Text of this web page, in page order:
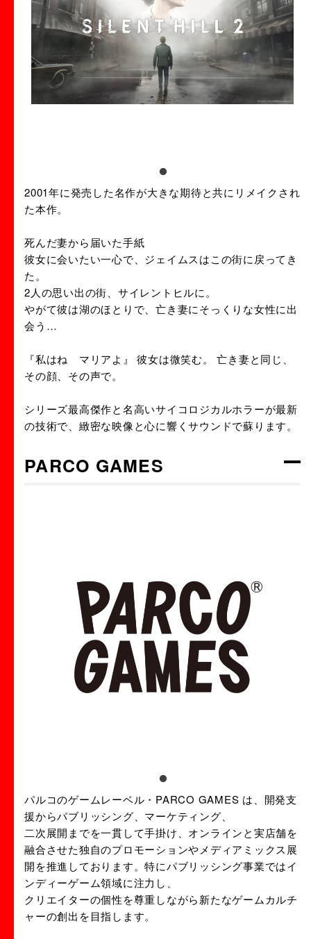
2001年に発売した名作が大きな期待と共にリメイクされ
た本作。
死んだ妻から届いた手紙
彼女に会いたい一心で、ジェイムスはこの街に戻ってき
た。
2人の思い出の街、サイレントヒルに。
やがて彼は湖のほとりで、亡き妻にそっくりな女性に出
会う…
『私はね マリアよ』 彼女は微笑む。 亡き妻と同じ、
その顔、その声で。
シリーズ最高傑作と名高いサイコロジカルホラーが最新
の技術で、緻密な映像と心に響くサウンドで蘇ります。
PARCO GAMES
パルコのゲームレーベル・PARCO GAMES は、開発支
援からパブリッシング、マーケティング、
二次展開までを一貫して手掛け、オンラインと実店舗を
融合させた独自のプロモーションやメディアミックス展
開を推進しております。特にパブリッシング事業ではイ
ンディーゲーム領域に注力し、
クリエイターの個性を尊重しながら新たなゲームカルチ
ャーの創出を目指します。